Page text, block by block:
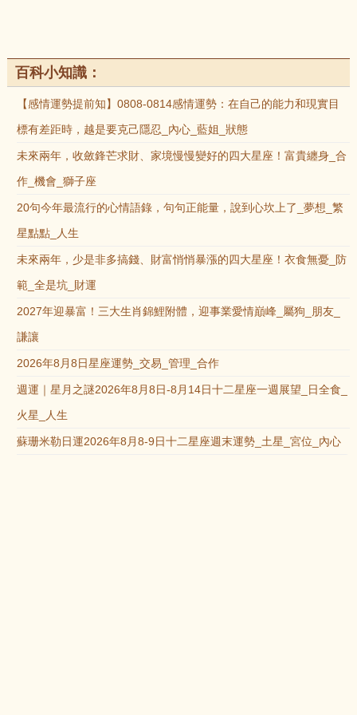
百科小知識：
【感情運勢提前知】0808-0814感情運勢：在自己的能力和現實目
標有差距時，越是要克己隱忍_內心_藍姐_狀態
未來兩年，收斂鋒芒求財、家境慢慢變好的四大星座！富貴纏身_合
作_機會_獅子座
20句今年最流行的心情語錄，句句正能量，說到心坎上了_夢想_繁
星點點_人生
未來兩年，少是非多搞錢、財富悄悄暴漲的四大星座！衣食無憂_防
範_全是坑_財運
2027年迎暴富！三大生肖錦鯉附體，迎事業愛情巔峰_屬狗_朋友_
謙讓
2026年8月8日星座運勢_交易_管理_合作
週運｜星月之謎2026年8月8日-8月14日十二星座一週展望_日全食_
火星_人生
蘇珊米勒日運2026年8月8-9日十二星座週末運勢_土星_宮位_內心